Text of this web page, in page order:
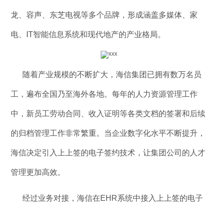
龙、容声、东芝电视等多个品牌，形成涵盖多媒体、家
电、IT智能信息系统和现代地产的产业格局。
随着产业规模的不断扩大，海信集团已拥有数万名员
工，遍布全国乃至海外各地。每年的人力资源管理工作
中，新员工劳动合同、收入证明等各类文档的签署和后续
的归档管理工作非常繁重。当企业数字化水平不断提升，
海信决定引入上上签的电子签约技术，让集团公司的人才
管理更加高效。
经过业务对接，海信在EHR系统中接入上上签的电子